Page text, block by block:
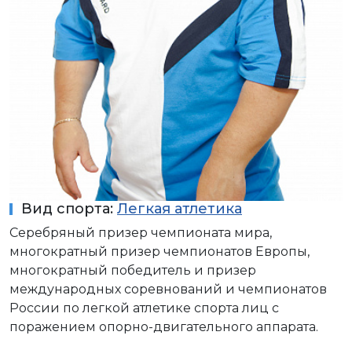
Вид спорта: Легкая атлетика
Серебряный призер чемпионата мира,
многократный призер чемпионатов Европы,
многократный победитель и призер
международных соревнований и чемпионатов
России по легкой атлетике спорта лиц с
поражением опорно-двигательного аппарата.